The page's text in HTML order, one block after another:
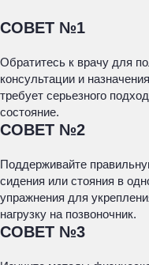
СОВЕТ №1
Обратитесь к врачу для
консультации и
требует серьезного
состояние.
СОВЕТ №2
Поддерживайте
сидения или стояния в
упражнения для
нагрузку на позвоночник.
СОВЕТ №3